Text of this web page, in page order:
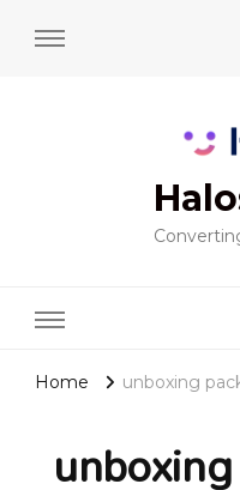
Home unboxing